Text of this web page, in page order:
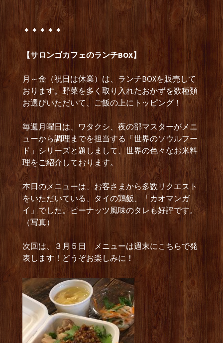
＊＊＊＊＊
【サロンゴカフェのランチBOX】
月～金（祝日は休業）は、ランチBOXを販売して
おります。野菜を多く取り入れたおかずを数種類
お選びいただいて、ご飯の上にトッピング！
毎週月曜日は、ワタクシ、夜の部マスターがメニ
ューから調理までを担当する「世界のソウルフー
ド」シリーズと題しまして、世界の色々なお米料
理をご紹介しております。
本日のメニューは、お客さまから多数リクエスト
をいただいている、タイの鶏飯、「カオマンガ
イ」でした。ピーナッツ風味のタレも好評です。
（写真）
次回は、３月５日 メニューは週末にこちらで発
表します！どうぞお楽しみに！